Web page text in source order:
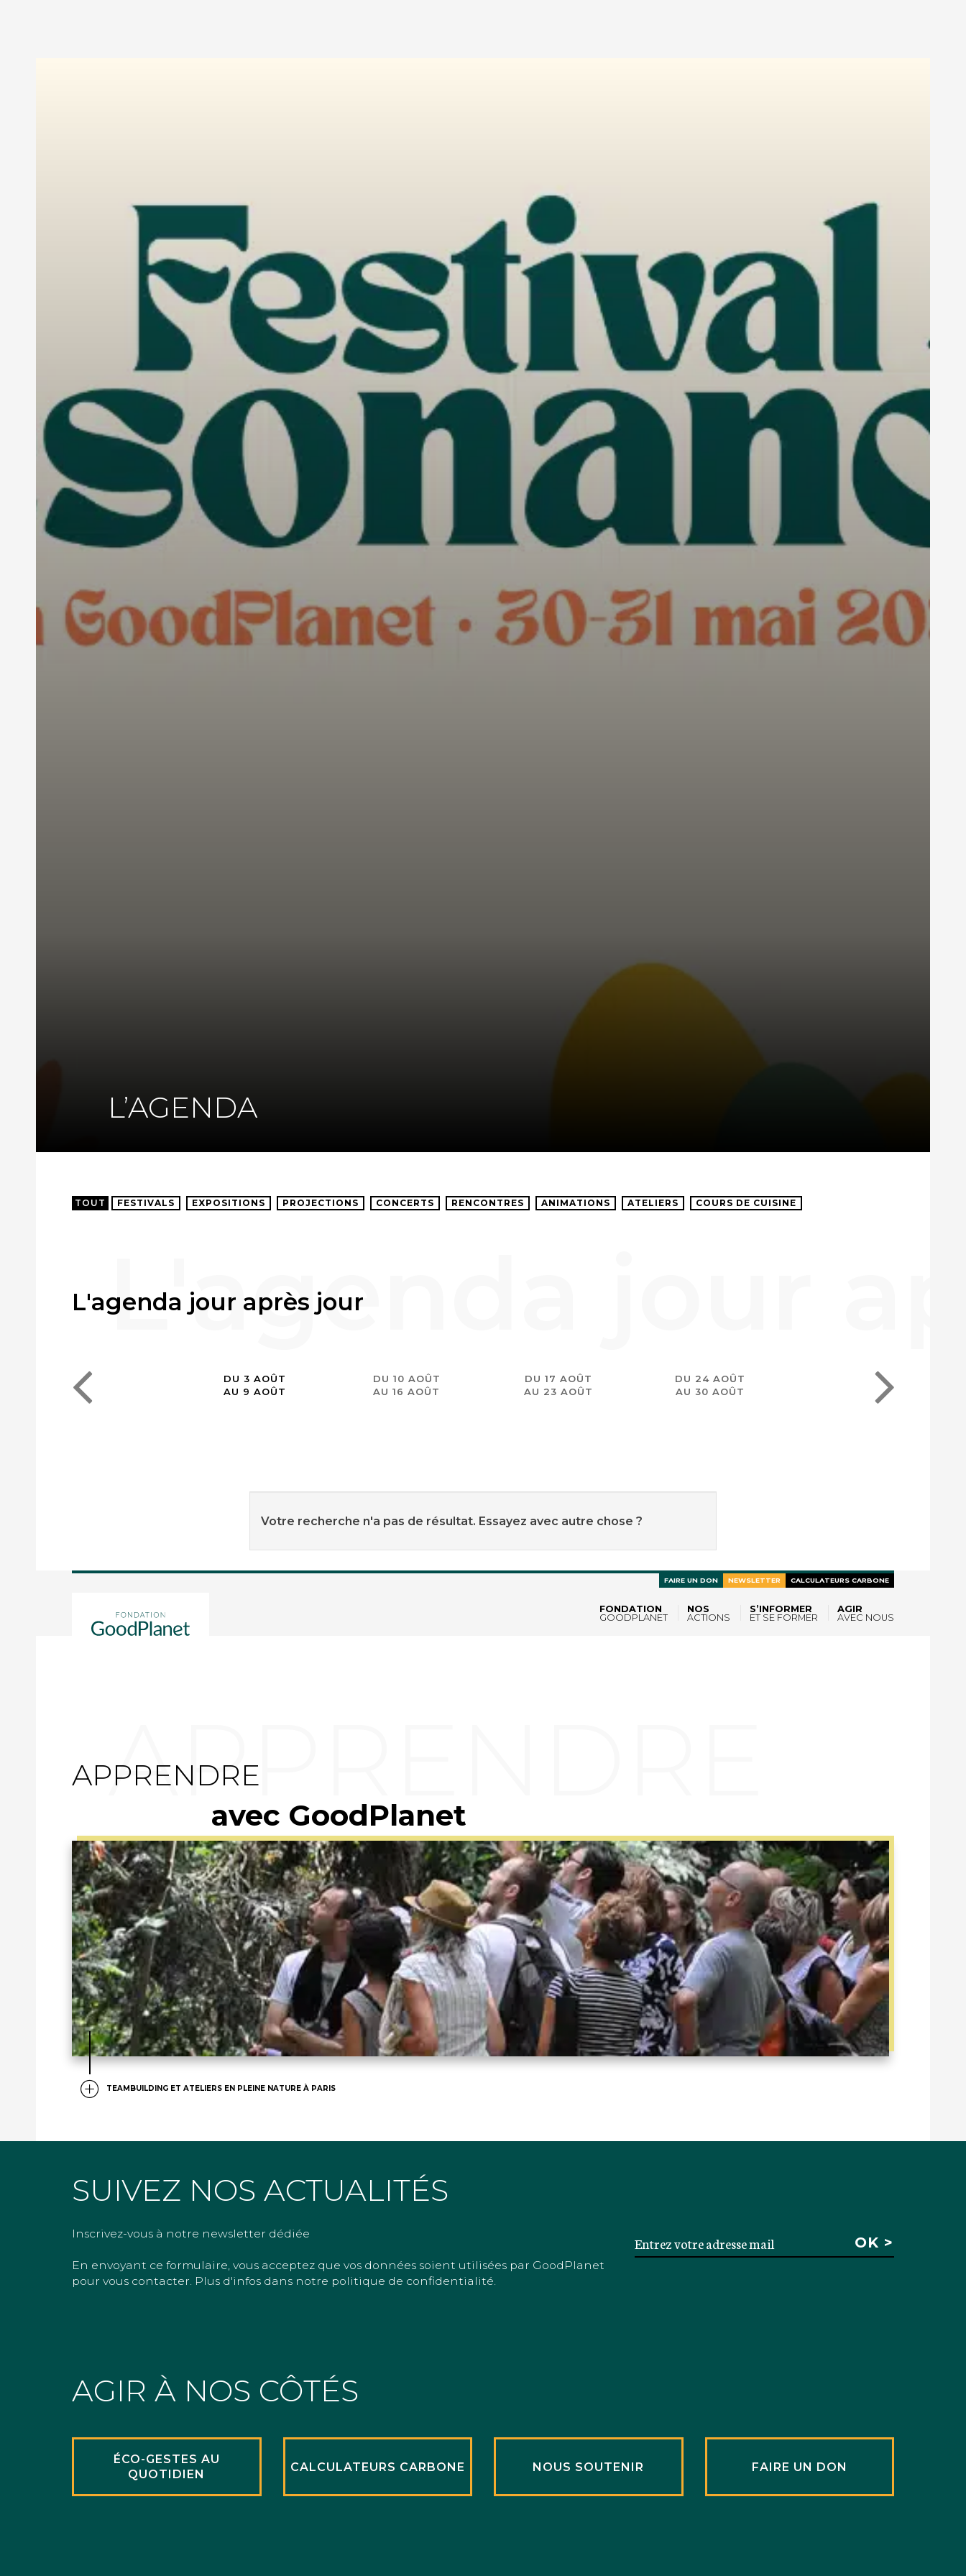
FONDATION
GOODPLANET
NOS
ACTIONS
S’INFORMER
ET SE FORMER
AGIR
AVEC NOUS
FAIRE UN DON NEWSLETTER CALCULATEURS CARBONE
L’AGENDA
TOUT FESTIVALS EXPOSITIONS PROJECTIONS CONCERTS RENCONTRES ANIMATIONS ATELIERS COURS DE CUISINE
L'agenda jour après jour
DU 3 AOÛT
AU 9 AOÛT
DU 10 AOÛT
AU 16 AOÛT
DU 17 AOÛT
AU 23 AOÛT
DU 24 AOÛT
AU 30 AOÛT
Votre recherche n'a pas de résultat. Essayez avec autre chose ?
APPRENDRE
avec GoodPlanet
TEAMBUILDING ET ATELIERS EN PLEINE NATURE À PARIS
SUIVEZ NOS ACTUALITÉS
Inscrivez-vous à notre newsletter dédiée
En envoyant ce formulaire, vous acceptez que vos données soient utilisées par GoodPlanet
pour vous contacter. Plus d'infos dans notre politique de confidentialité.
AGIR À NOS CÔTÉS
ÉCO-GESTES AU
QUOTIDIEN
CALCULATEURS CARBONE NOUS SOUTENIR FAIRE UN DON